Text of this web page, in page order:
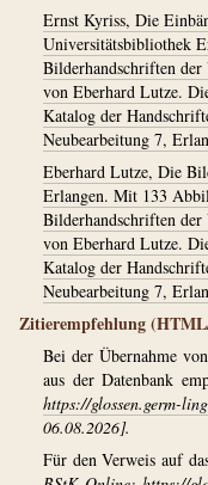
Ernst Kyriss, Die
Universitätsbibliothek
Bilderhandschriften
von Eberhard Lutze.
Katalog der
Neubearbeitung 7,
Eberhard Lutze, Die
Erlangen. Mit 133
Bilderhandschriften
von Eberhard Lutze.
Katalog der
Neubearbeitung 7,
Zitierempfehlung
Bei der Übernahme
aus der Datenbank
https://glossen.germ-
06.08.2026].
Für den Verweis auf